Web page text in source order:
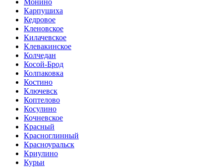
Карпушиха
Кедровое
Кленовское
Килачевское
Клевакинское
Колчедан
Косой-Брод
Колпаковка
Костино
Ключевск
Коптелово
Косулино
Кочневское
Красный
Красноглинный
Красноуральск
Криулино
Курьи